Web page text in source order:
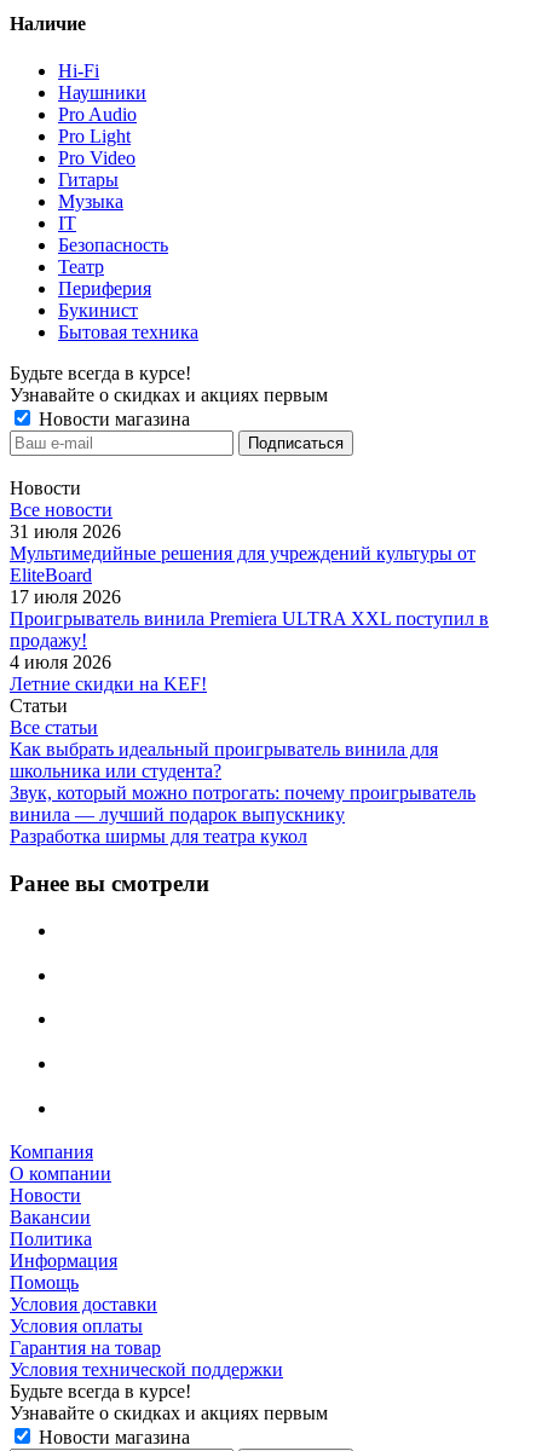
Наличие
Hi-Fi
Наушники
Pro Audio
Pro Light
Pro Video
Гитары
Музыка
IT
Безопасность
Театр
Периферия
Букинист
Бытовая техника
Будьте всегда в курсе!
Узнавайте о скидках и акциях первым
Новости магазина
Новости
Все новости
31 июля 2026
Мультимедийные решения для учреждений культуры от
EliteBoard
17 июля 2026
Проигрыватель винила Premiera ULTRA XXL поступил в
продажу!
4 июля 2026
Летние скидки на KEF!
Статьи
Все статьи
Как выбрать идеальный проигрыватель винила для
школьника или студента?
Звук, который можно потрогать: почему проигрыватель
винила — лучший подарок выпускнику
Разработка ширмы для театра кукол
Ранее вы смотрели
Компания
О компании
Новости
Вакансии
Политика
Информация
Помощь
Условия доставки
Условия оплаты
Гарантия на товар
Условия технической поддержки
Будьте всегда в курсе!
Узнавайте о скидках и акциях первым
Новости магазина